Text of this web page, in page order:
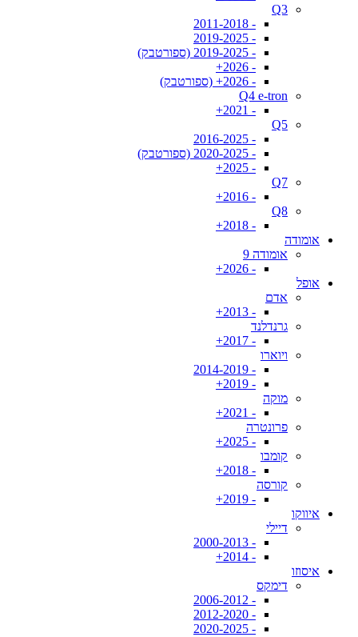
Q3
- 2011-2018
- 2019-2025
- 2019-2025 (ספורטבק)
- 2026+
- 2026+ (ספורטבק)
Q4 e-tron
- 2021+
Q5
- 2016-2025
- 2020-2025 (ספורטבק)
- 2025+
Q7
- 2016+
Q8
- 2018+
אומודה
אומודה 9
- 2026+
אופל
אדם
- 2013+
גרנדלנד
- 2017+
ויוארו
- 2014-2019
- 2019+
מוקה
- 2021+
פרונטרה
- 2025+
קומבו
- 2018+
קורסה
- 2019+
איווקו
דיילי
- 2000-2013
- 2014+
איסוזו
דימקס
- 2006-2012
- 2012-2020
- 2020-2025